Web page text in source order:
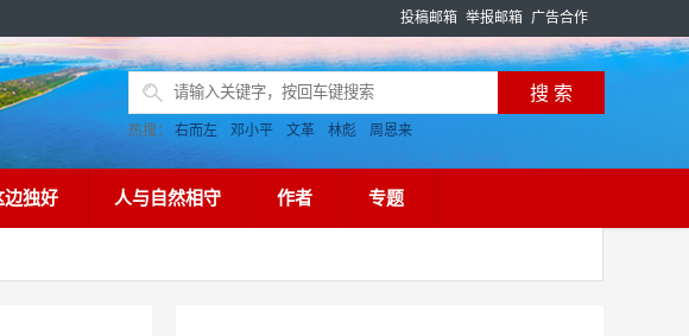
投稿邮箱 举报邮箱 广告合作
热搜： 右而左 邓小平 文革 林彪 周恩来
边独好 人与自然相守 作者 专题